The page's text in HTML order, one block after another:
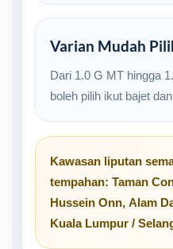
Varian Mudah
Dari 1.0 G MT hingga
boleh pilih ikut bajet
Kawasan liputan
tempahan: Taman
Hussein Onn, Alam
Kuala Lumpur /